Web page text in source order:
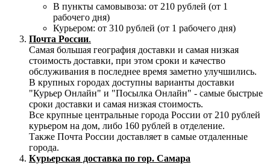
В пункты самовывоза: от 210 рублей (от 1
рабочего дня)
Курьером: от 310 рублей (от 1 рабочего дня)
Почта России.
Самая большая география доставки и самая низкая
стоимость доставки, при этом сроки и качество
обслуживания в последнее время заметно улучшились.
В крупных городах доступны варианты доставки
"Курьер Онлайн" и "Посылка Онлайн" - самые быстрые
сроки доставки и самая низкая стоимость.
Все крупные центральные города России от 210 рублей
курьером на дом, либо 160 рублей в отделение.
Также Почта России доставляет в самые отдаленные
города.
Курьерская доставка по гор. Самара